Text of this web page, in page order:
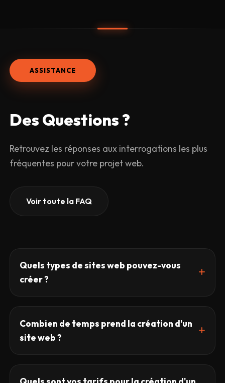
ASSISTANCE
DesQuestions ?
Retrouvez les réponses aux interrogations les plus
fréquentes pour votre projet web.
Voir toute la FAQ
Quels types de sites web pouvez-vous
créer ?
Chaque solution est adaptée aux besoins spécifiques de
mes clients, que ce soit pour une TPE, une PME ou une
Combien de temps prend la création d'un
site web ?